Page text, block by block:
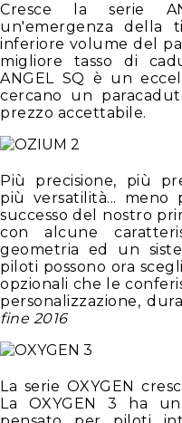
Cresce la serie
un'emergenza della
inferiore volume del
migliore tasso di
ANGEL SQ è un
cercano un
prezzo accettabile.
Più precisione, più
più versatilità... meno
successo del nostro
con alcune
geometria ed un
piloti possono ora
opzionali che le
personalizzazione,
fine 2016
La serie OXYGEN
La OXYGEN 3 ha